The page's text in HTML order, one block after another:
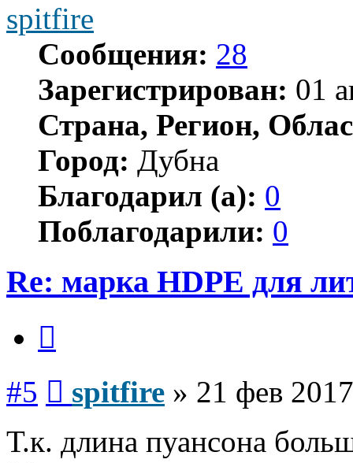
spitfire
Сообщения: 28
Зарегистрирован: 01
Страна, Регион,
Город: Дубна
Благодарил (а): 0
Поблагодарили: 0
Re: марка HDPE для
#5 spitfire » 21 фев
Т.к. длина пуансона